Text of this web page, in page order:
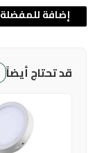
قد تحتاج أيضاً